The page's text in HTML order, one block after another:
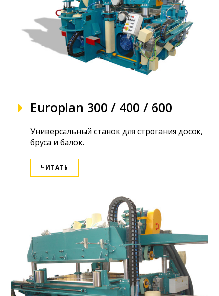
Europlan 300 / 400 / 600
Универсальный станок для строгания досок,
бруса и балок.
ЧИТАТЬ